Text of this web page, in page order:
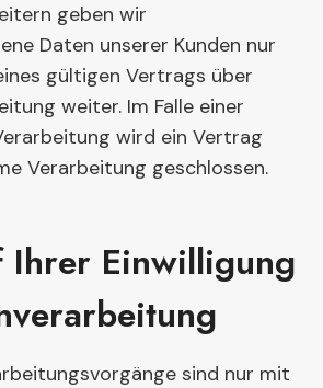
geben wir
Daten unserer Kunden nur
gültigen Vertrags über
weiter. Im Falle einer
wird ein Vertrag
Verarbeitung geschlossen.
Einwilligung
sind nur mit